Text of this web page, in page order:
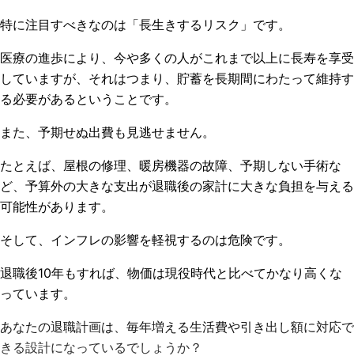
特に注目すべきなのは「長生きするリスク」です。
医療の進歩により、今や多くの人がこれまで以上に長寿を享受
していますが、それはつまり、貯蓄を長期間にわたって維持す
る必要があるということです。
また、予期せぬ出費も見逃せません。
たとえば、屋根の修理、暖房機器の故障、予期しない手術な
ど、予算外の大きな支出が退職後の家計に大きな負担を与える
可能性があります。
そして、インフレの影響を軽視するのは危険です。
退職後10年もすれば、物価は現役時代と比べてかなり高くな
っています。
あなたの退職計画は、毎年増える生活費や引き出し額に対応で
きる設計になっているでしょうか？